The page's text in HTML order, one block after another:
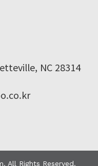
NC 28314
All Rights Reserved.